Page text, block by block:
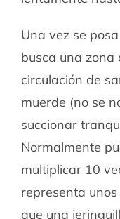
Una vez se
busca una zona
circulación de
muerde (no se
succionar
Normalmente
multiplicar 10
representa unos
que una